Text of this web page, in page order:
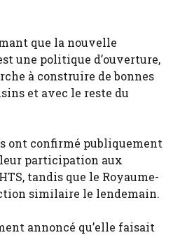
que la nouvelle
une politique d’ouverture,
à construire de bonnes
et avec le reste du
ont confirmé publiquement
participation aux
tandis que le Royaume-
similaire le lendemain.
annoncé qu’elle faisait